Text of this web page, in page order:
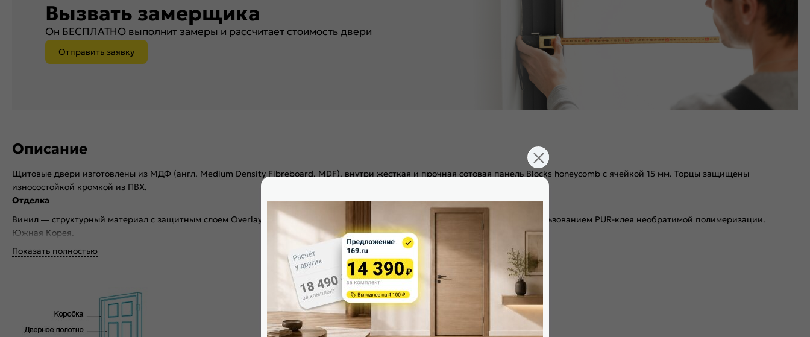
Вызвать замерщика
Он БЕСПЛАТНО выполнит замеры и рассчитает стоимость двери
Отправить заявку
Описание
Щитовые двери изготовлены из МДФ (англ. Medium Density Fibreboard, MDF), внутри жесткая и прочная сотовая панель Blocks honeycomb с ячейкой 15 мм. Торцы защищены
износостойкой кромкой из ПВХ.
Отделка
Винил — структурный материал с защитным слоем Overlay и мелкозернистой поверхностью. Отделка осуществляется с использованием PUR-клея необратимой полимеризации.
Южная Корея.
Комплектующие
Телескопические погонажные изделия для качественного регулируемого монтажа. Дверная коробка с TPE-уплотнителем для мягкого закрывания. Благодаря особой форме уплотнителя
Показать полностью